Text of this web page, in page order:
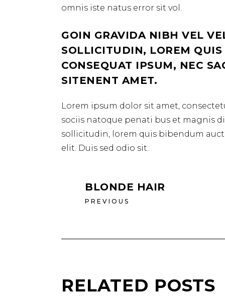
omnis iste natus error sit vol.
GOIN GRAVIDA NIBH VEL
SOLLICITUDIN, LOREM
CONSEQUAT IPSUM, NEC
SITENENT AMET.
Lorem ipsum dolor sit amet,
sociis natoque penati bus et magnis
sollicitudin, lorem quis bibendum
elit. Duis sed odio sit.
BLONDE HAIR
PREVIOUS
RELATED POSTS